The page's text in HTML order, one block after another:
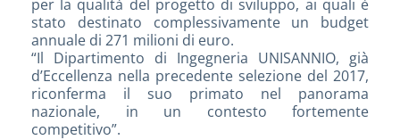
per la qualità del progetto di sviluppo, ai quali è
stato destinato complessivamente un budget
annuale di 271 milioni di euro.
“Il Dipartimento di Ingegneria UNISANNIO, già
d’Eccellenza nella precedente selezione del 2017,
riconferma il suo primato nel panorama
nazionale, in un contesto fortemente
competitivo”.